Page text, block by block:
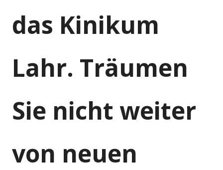
das Kinikum
Lahr. Träumen
Sie nicht weiter
von neuen